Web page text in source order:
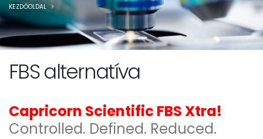
KEZDŐOLDAL
FBS alternatíva
Capricorn Scientific FBS Xtra!
Controlled. Defined. Reduced.